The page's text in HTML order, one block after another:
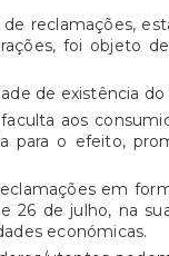
reclamações,
foi objeto
de existência
aos
para o efeito,
em
26 de julho, na
económicas.